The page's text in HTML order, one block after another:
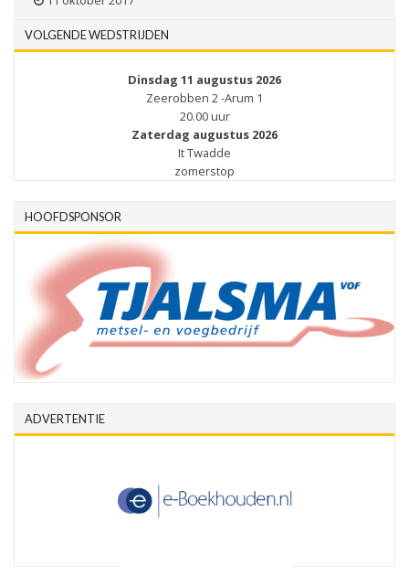
VOLGENDE WEDSTRIJDEN
Dinsdag 11 augustus 2026
Zeerobben 2 -Arum 1
20.00 uur
Zaterdag augustus 2026
It Twadde
zomerstop
HOOFDSPONSOR
ADVERTENTIE